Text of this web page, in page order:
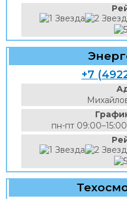
+7
пн-пт